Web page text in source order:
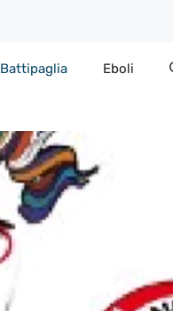
Battipaglia Eboli